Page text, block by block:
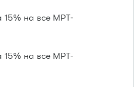
15% на все МРТ-
15% на все МРТ-